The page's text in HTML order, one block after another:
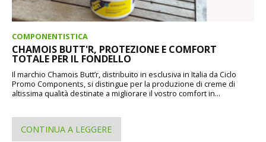
COMPONENTISTICA
CHAMOIS BUTT'R, PROTEZIONE E COMFORT
TOTALE PER IL FONDELLO
Il marchio Chamois Butt’r, distribuito in esclusiva in Italia da Ciclo
Promo Components, si distingue per la produzione di creme di
altissima qualità destinate a migliorare il vostro comfort in...
CONTINUA A LEGGERE